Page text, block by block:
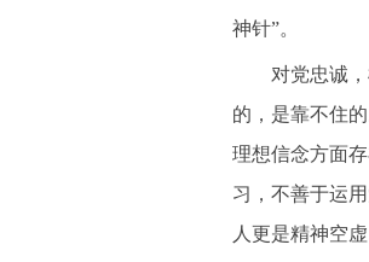
神针”。
对党忠诚，植
的，是靠不住
理想信念方面
习，不善于运
人更是精神空